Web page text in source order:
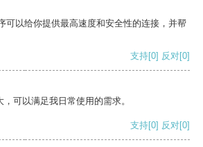
可以给你提供最高速度和安全性的连接，并帮
支持[0] 反对[0]
可以满足我日常使用的需求。
支持[0] 反对[0]